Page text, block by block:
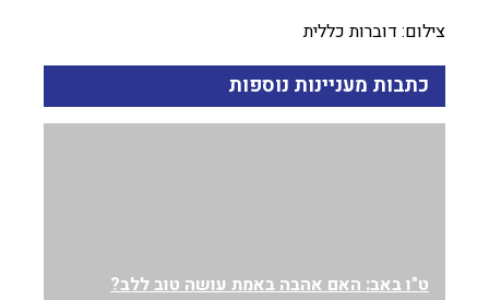
צילום: דוברות כללית
כתבות מעניינות נוספות
ט"ו באב: האם אהבה באמת עושה טוב ללב?